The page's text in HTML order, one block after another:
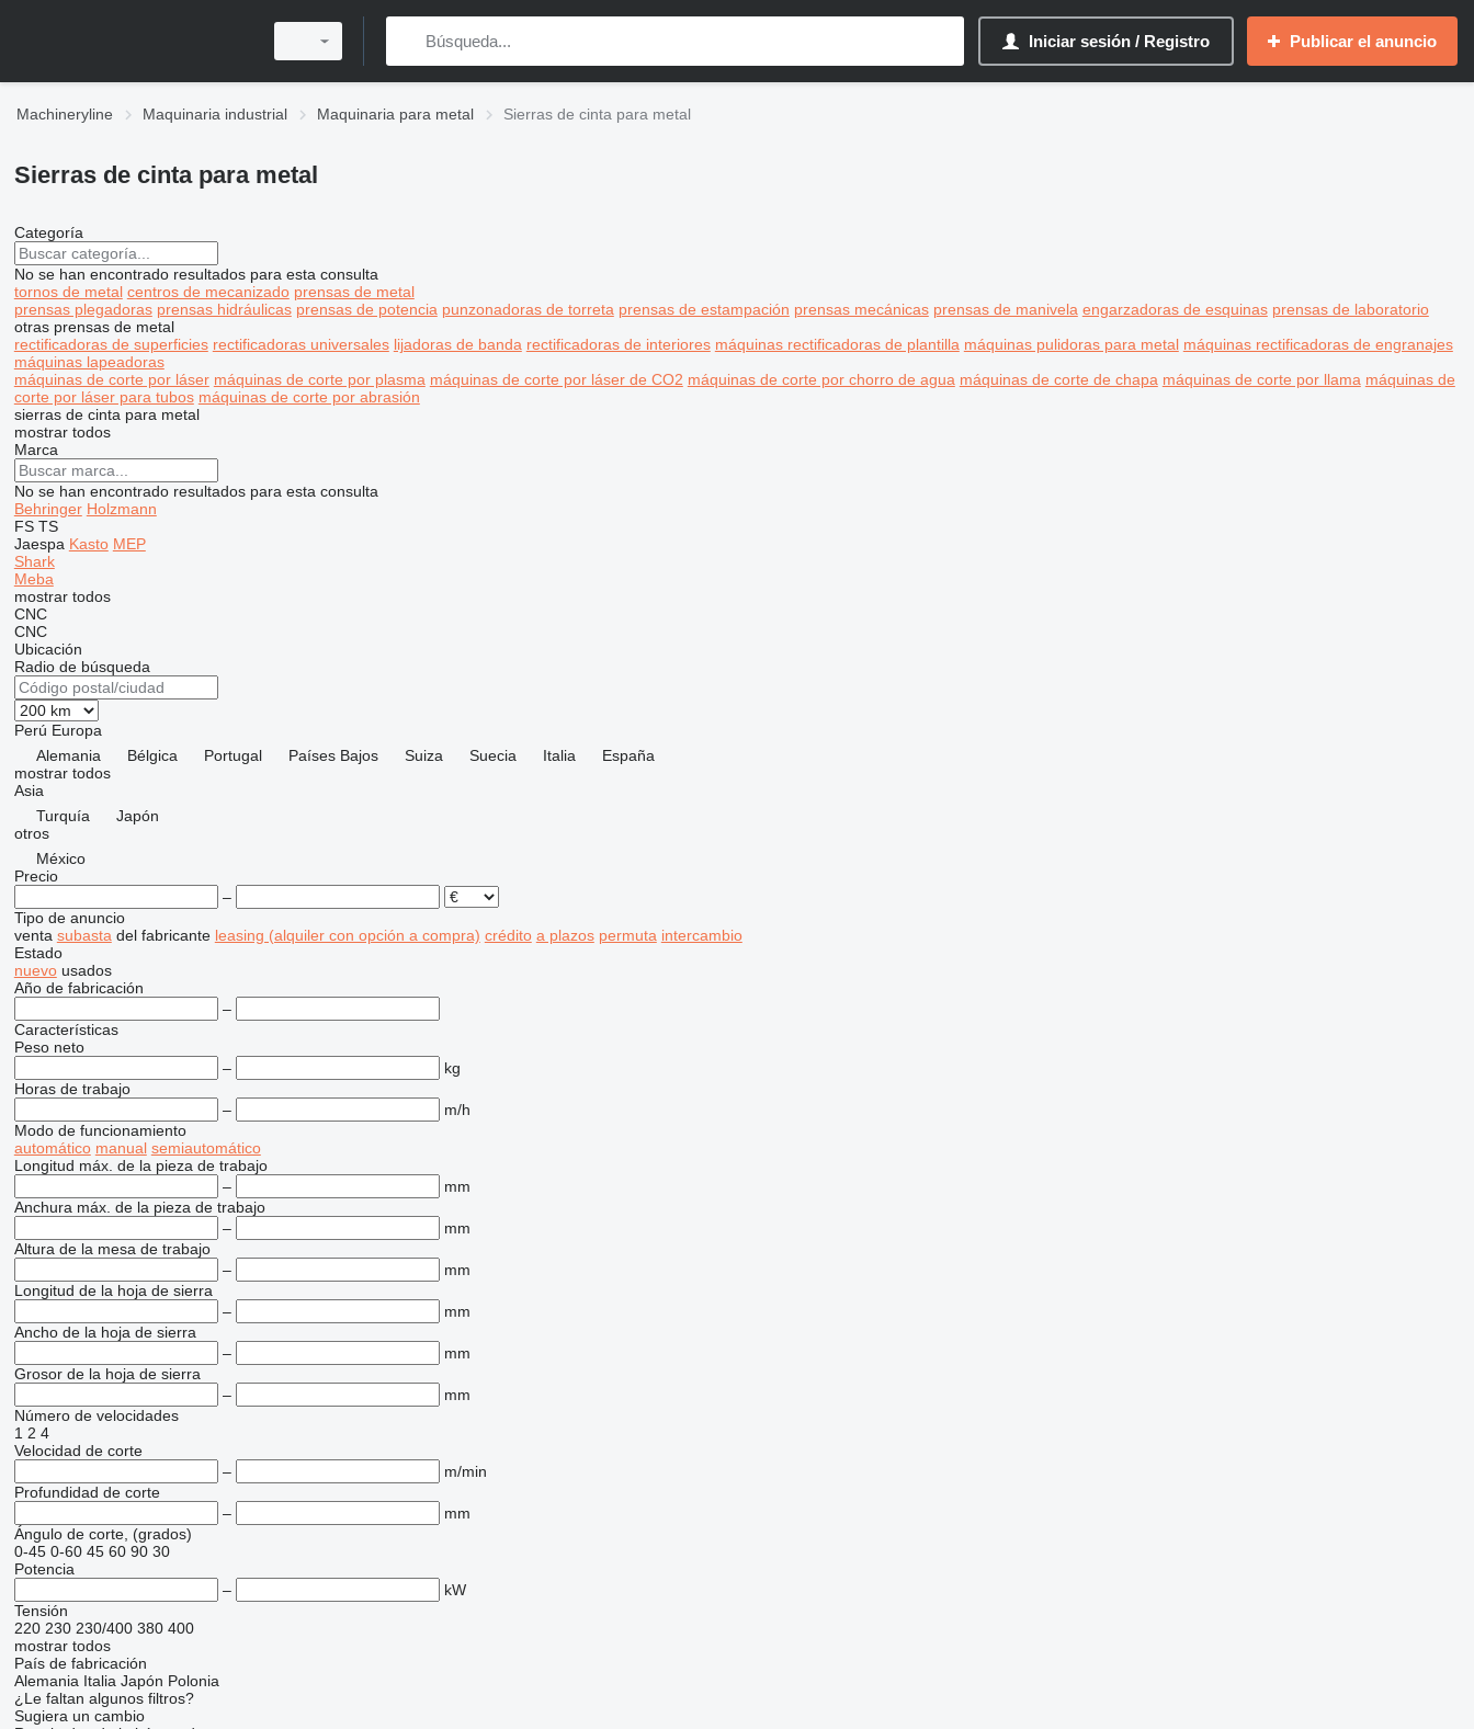
Iniciar sesión / Registro Publicar el anuncio
Machineryline Maquinaria industrial Maquinaria para metal Sierras de cinta para metal
Sierras de cinta para metal
Categoría
No se han encontrado resultados para esta consulta
tornos de metal centros de mecanizado prensas de metal
prensas plegadoras prensas hidráulicas prensas de potencia punzonadoras de torreta prensas de estampación prensas mecánicas prensas de manivela engarzadoras de esquinas prensas de laboratorio
otras prensas de metal
rectificadoras de superficies rectificadoras universales lijadoras de banda rectificadoras de interiores máquinas rectificadoras de plantilla máquinas pulidoras para metal máquinas rectificadoras de engranajes
máquinas lapeadoras
máquinas de corte por láser máquinas de corte por plasma máquinas de corte por láser de CO2 máquinas de corte por chorro de agua máquinas de corte de chapa máquinas de corte por llama máquinas de
corte por láser para tubos máquinas de corte por abrasión
sierras de cinta para metal
mostrar todos
Marca
No se han encontrado resultados para esta consulta
Behringer Holzmann
FS TS
Jaespa Kasto MEP
Shark
Meba
mostrar todos
CNC
CNC
Ubicación
Radio de búsqueda
Perú Europa
Alemania
Bélgica Portugal Países Bajos Suiza Suecia Italia
España
mostrar todos
Asia
Turquía
Japón
otros
México
Precio
–
Tipo de anuncio
venta subasta del fabricante leasing (alquiler con opción a compra) crédito a plazos permuta intercambio
Estado
nuevo usados
Año de fabricación
–
Características
Peso neto
–
kg
Horas de trabajo
–
m/h
Modo de funcionamiento
automático manual semiautomático
Longitud máx. de la pieza de trabajo
–
mm
Anchura máx. de la pieza de trabajo
–
mm
Altura de la mesa de trabajo
–
mm
Longitud de la hoja de sierra
–
mm
Ancho de la hoja de sierra
–
mm
Grosor de la hoja de sierra
–
mm
Número de velocidades
1 2 4
Velocidad de corte
–
m/min
Profundidad de corte
–
mm
Ángulo de corte, (grados)
0-45 0-60 45 60 90 30
Potencia
–
kW
Tensión
220 230 230/400 380 400
mostrar todos
País de fabricación
Alemania Italia Japón Polonia
¿Le faltan algunos filtros?
Sugiera un cambio